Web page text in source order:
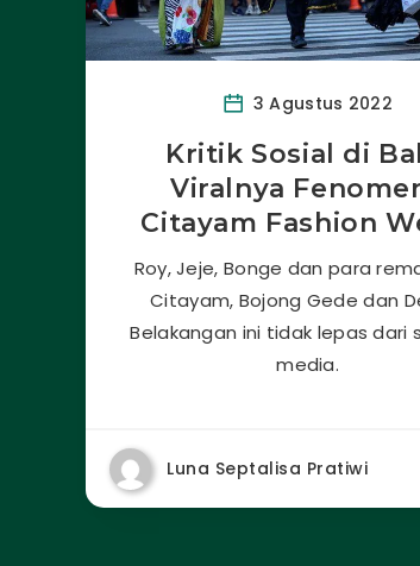
3 Agustus 2022
Kritik Sosial di
Viralnya
Citayam Fashion
Roy, Jeje, Bonge dan para
Citayam, Bojong Gede dan
Belakangan ini tidak lepas dari
media.
Luna Septalisa Pratiwi